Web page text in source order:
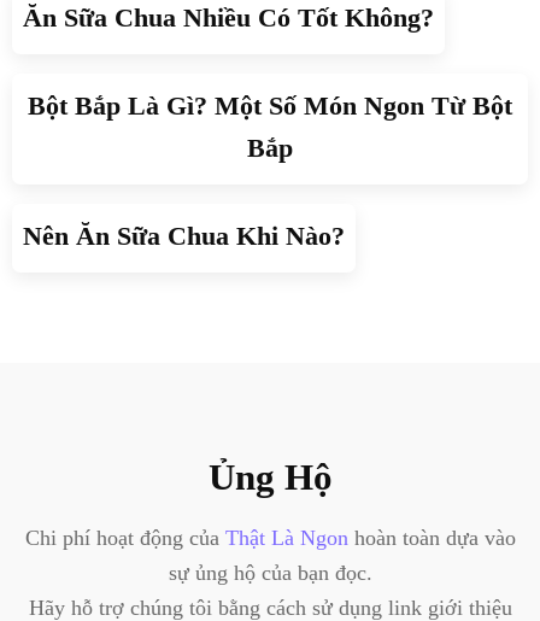
Ăn Sữa Chua Nhiều Có Tốt Không?
Bột Bắp Là Gì? Một Số Món Ngon Từ Bột
Bắp
Nên Ăn Sữa Chua Khi Nào?
Ủng Hộ
Chi phí hoạt động của Thật Là Ngon hoàn toàn dựa vào
sự ủng hộ của bạn đọc.
Hãy hỗ trợ chúng tôi bằng cách sử dụng link giới thiệu